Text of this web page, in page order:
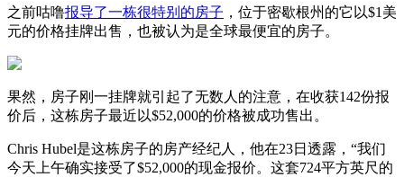
之前咕噜报导了一栋很特别的房子 ，位于密歇根州的它以$1美
元的价格挂牌出售，也被认为是全球最便宜的房子。
果然，房子刚一挂牌就引起了无数人的注意，在收获142份报
价后，这栋房子最近以$52,000的价格被成功售出。
Chris Hubel是这栋房子的房产经纪人，他在23日透露，“我们
今天上午确实接受了$52,000的现金报价。这套724平方英尺的